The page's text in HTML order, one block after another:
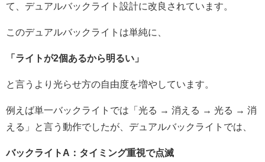
て、デュアルバックライト設計に改良されています。
このデュアルバックライトは単純に、
「ライトが2個あるから明るい」
と言うより光らせ方の自由度を増やしています。
例えば単一バックライトでは「光る → 消える → 光る → 消
える」と言う動作でしたが、デュアルバックライトでは、
バックライトA：タイミング重視で点滅